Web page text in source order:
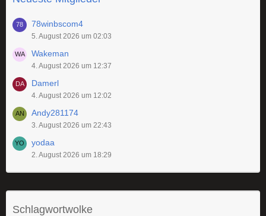
78winbscom4
5. August 2026 um 02:03
Wakeman
4. August 2026 um 12:37
Damerl
4. August 2026 um 12:02
Andy281174
3. August 2026 um 22:43
yodaa
2. August 2026 um 18:29
Schlagwortwolke